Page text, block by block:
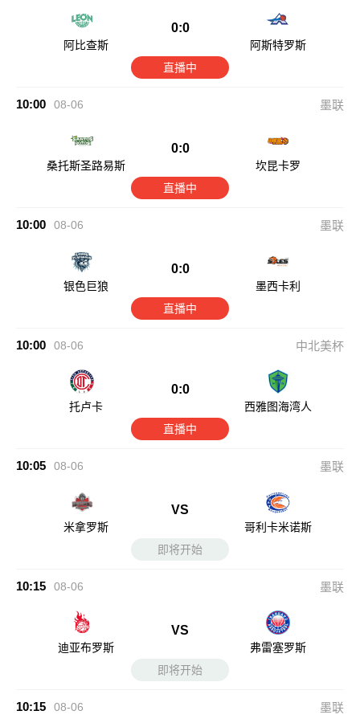
阿比查斯
0:0
阿斯特罗斯
直播中
10:00 08-06 墨联
桑托斯圣路易斯
0:0
坎昆卡罗
直播中
10:00 08-06 墨联
银色巨狼
0:0
墨西卡利
直播中
10:00 08-06 中北美杯
托卢卡
0:0
西雅图海湾人
直播中
10:05 08-06 墨联
米拿罗斯
VS
哥利卡米诺斯
即将开始
10:15 08-06 墨联
迪亚布罗斯
VS
弗雷塞罗斯
即将开始
10:15 08-06 墨联